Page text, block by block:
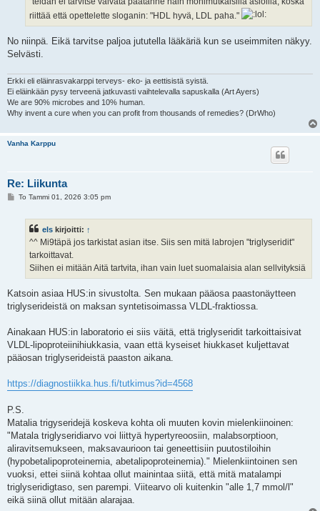
riittää että opettelette sloganin: "HDL hyvä, LDL paha."
No niinpä. Eikä tarvitse paljoa jututella lääkäriä kun se useimmiten näkyy.
Selvästi.
Erkki eli eläinrasvakarppi terveys- eko- ja eettisistä syistä.
Ei eläinkään pysy terveenä jatkuvasti vaihtelevalla sapuskalla (Art Ayers)
We are 90% microbes and 10% human.
Why invent a cure when you can profit from thousands of remedies? (DrWho)
Vanha Karppu
Re: Liikunta
VTo Tammi 01, 2026 3:05 pm
els kirjoitti: ↑
^^ Mi9täpä jos tarkistat asian itse. Siis sen mitä labrojen "triglyseridit"
tarkoittavat.
Siihen ei mitään Aitä tartvita, ihan vain luet suomalaisia alan sellvityksiä
Katsoin asiaa HUS:in sivustolta. Sen mukaan pääosa paastonäytteen
triglyserideistä on maksan syntetisoimassa VLDL-fraktiossa.
Ainakaan HUS:in laboratorio ei siis väitä, että triglyseridit tarkoittaisivat
VLDL-lipoproteiinihiukkasia, vaan että kyseiset hiukkaset kuljettavat
pääosan triglyserideistä paaston aikana.
https://diagnostiikka.hus.fi/tutkimus?id=4568
P.S.
Matalia trigyseridejä koskeva kohta oli muuten kovin mielenkiinoinen:
"Matala triglyseridiarvo voi liittyä hypertyreoosiin, malabsorptioon,
aliravitsemukseen, maksavaurioon tai geneettisiin puutostiloihin
(hypobetalipoproteinemia, abetalipoproteinemia)." Mielenkiintoinen sen
vuoksi, ettei siinä kohtaa ollut mainintaa siitä, että mitä matalampi
triglyseridigtaso, sen parempi. Viitearvo oli kuitenkin "alle 1,7 mmol/l"
eikä siinä ollut mitään alarajaa.